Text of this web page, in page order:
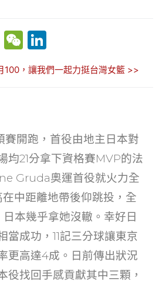
E
ai
W
C k
n
100，讓我們一起力挺台灣女籃 >>
賽開跑，首役由地主日本對
均21分拿下資格賽MVP的法
Gruda奧運首役就火力全
在中距離地帶後仰跳投，全
本幾乎拿她沒轍。幸好日
當成功，11記三分球讓東京
更高達4成。日前傳出狀況
役找回手感貢獻其中三顆，